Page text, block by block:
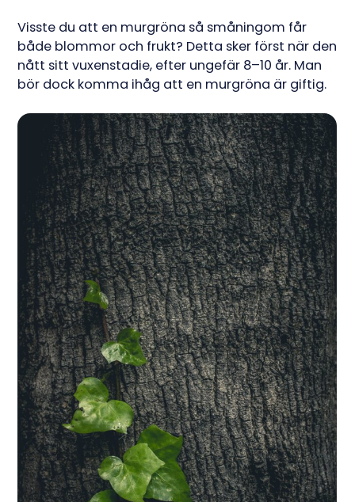
Visste du att en murgröna så småningom får
både blommor och frukt? Detta sker först när den
nått sitt vuxenstadie, efter ungefär 8–10 år. Man
bör dock komma ihåg att en murgröna är giftig.